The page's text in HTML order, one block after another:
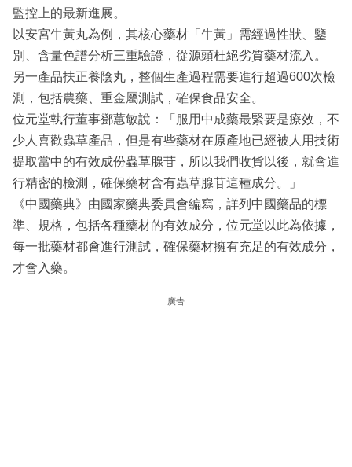
監控上的最新進展。
以安宮牛黃丸為例，其核心藥材「牛黃」需經過性狀、鑒
別、含量色譜分析三重驗證，從源頭杜絕劣質藥材流入。
另一產品扶正養陰丸，整個生產過程需要進行超過600次檢
測，包括農藥、重金屬測試，確保食品安全。
位元堂執行董事鄧蕙敏說：「服用中成藥最緊要是療效，不
少人喜歡蟲草產品，但是有些藥材在原產地已經被人用技術
提取當中的有效成份蟲草腺苷，所以我們收貨以後，就會進
行精密的檢測，確保藥材含有蟲草腺苷這種成分。」
《中國藥典》由國家藥典委員會編寫，詳列中國藥品的標
準、規格，包括各種藥材的有效成分，位元堂以此為依據，
每一批藥材都會進行測試，確保藥材擁有充足的有效成分，
才會入藥。
廣告